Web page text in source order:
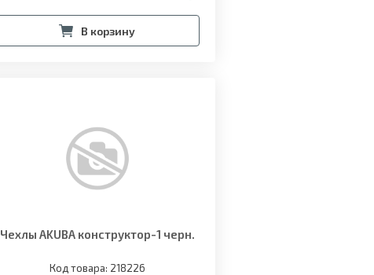
В корзину
Чехлы AKUBA конструктор-1 черн.
Код товара: 218226